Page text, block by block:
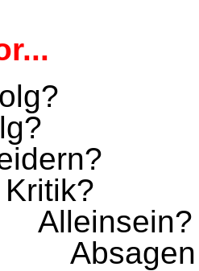
Kritik?
Alleinsein?